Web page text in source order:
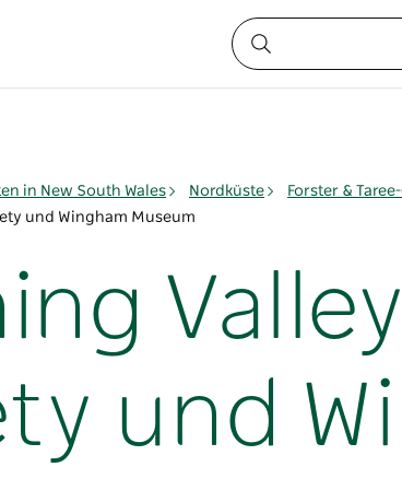
in New South Wales Nordküste Forster &
und Wingham Museum
und